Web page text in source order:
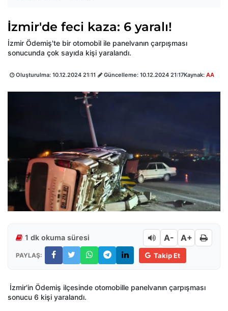
İzmir'de feci kaza: 6 yaralı!
İzmir Ödemiş'te bir otomobil ile panelvanın çarpışması
sonucunda çok sayıda kişi yaralandı.
Oluşturulma: 10.12.2024 21:11 Güncelleme: 10.12.2024 21:17Kaynak: AA
1 dk okuma süresi A- A+
PAYLAŞ: Takip Et
İzmir'in Ödemiş ilçesinde otomobille panelvanın çarpışması
sonucu 6 kişi yaralandı.